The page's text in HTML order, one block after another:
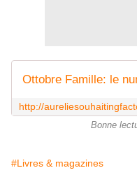
Bonne
#Livres & magazines